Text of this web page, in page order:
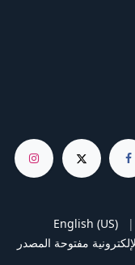
|
English (US)
مفتوحة المصدر